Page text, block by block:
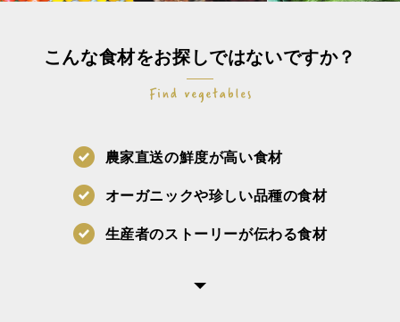
こんな食材をお探しではないですか？
農家直送の鮮度が高い食材
オーガニックや珍しい品種の食材
生産者のストーリーが伝わる食材